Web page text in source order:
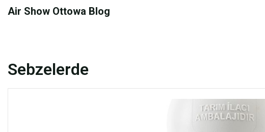
SkipAir Show Ottowa Blog
Sebzelerde